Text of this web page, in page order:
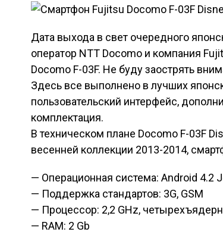
Дата выхода в свет очередного
оператор NTT Docomo и компания
Docomo F-03F. Не буду заострять
Здесь все выполнено в лучших
пользовательский интерфейс,
комплектация.
В техническом плане Docomo F-03F
весенней коллекции 2013-2014,
— Операционная система: Android 4.2
— Поддержка стандартов: 3G, GSM
— Процессор: 2,2 GHz,
— RAM: 2 Gb